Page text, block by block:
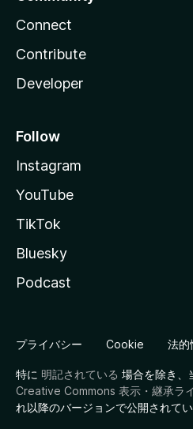
Connect
Contribute
Developer
Follow
Instagram
YouTube
TikTok
Bluesky
Podcast
プライバシー Cookie 法的
特に 明記されている 場合を除き、
Creative Commons 表示・継承ラ
れ以降のバージョンで公開されてい